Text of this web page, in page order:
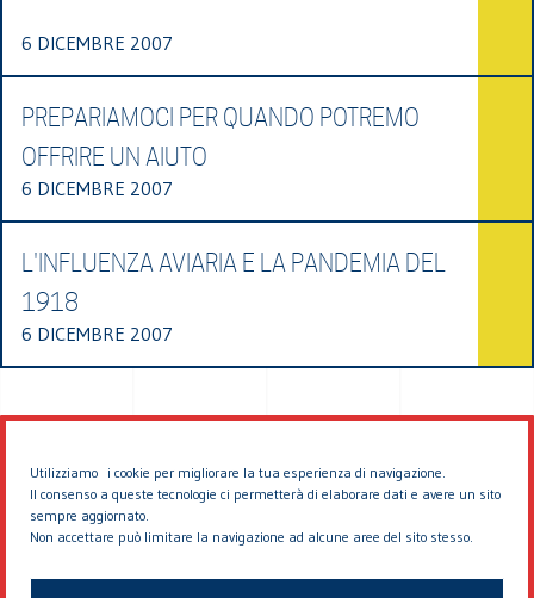
Utilizziamo i cookie per migliorare la tua esperienza di navigazione.
Il consenso a queste tecnologie ci permetterà di elaborare dati e avere un sito
sempre aggiornato.
Non accettare può limitare la navigazione ad alcune aree del sito stesso.
6 DICEMBRE 2007
PREPARIAMOCI PER QUANDO POTREMO
OFFRIRE UN AIUTO
6 DICEMBRE 2007
L'INFLUENZA AVIARIA E LA PANDEMIA DEL
1918
6 DICEMBRE 2007
© 2026 EDDYBURG